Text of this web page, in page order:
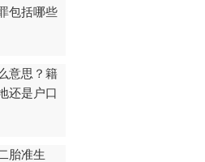
包括哪些
意思？籍
还是户口
胎准生